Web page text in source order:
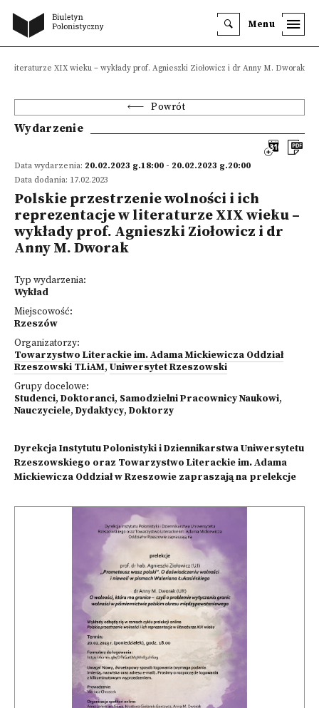
Menu
literaturze XIX wieku – wykłady prof. Agnieszki Ziołowicz i dr Anny M. Dworak
Powrót
Wydarzenie
Data wydarzenia: 20.02.2023 g.18:00 - 20.02.2023 g.20:00
Data dodania: 17.02.2023
Polskie przestrzenie wolności i ich
reprezentacje w literaturze XIX wieku –
wykłady prof. Agnieszki Ziołowicz i dr
Anny M. Dworak
Typ wydarzenia:
Wykład
Miejscowość:
Rzeszów
Organizatorzy:
Towarzystwo Literackie im. Adama Mickiewicza Oddział
Rzeszowski TLiAM, Uniwersytet Rzeszowski
Grupy docelowe:
Studenci, Doktoranci, Samodzielni Pracownicy Naukowi,
Nauczyciele, Dydaktycy, Doktorzy
Dyrekcja Instytutu Polonistyki i Dziennikarstwa Uniwersytetu
Rzeszowskiego oraz Towarzystwo Literackie im. Adama
Mickiewicza Oddział w Rzeszowie zapraszają na prelekcje